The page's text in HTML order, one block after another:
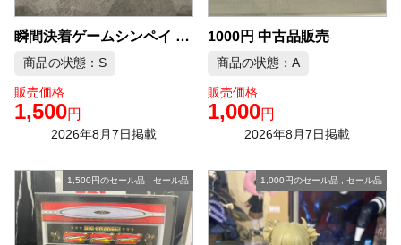
瞬間決着ゲームシンペイ ボードゲーム 中古品販売
商品の状態：S
販売価格
1,500円
2026年8月7日掲載
1000円 中古品販売
商品の状態：A
販売価格
1,000円
2026年8月7日掲載
1,500円のセール品, セール品 1,000円のセール品 セール品